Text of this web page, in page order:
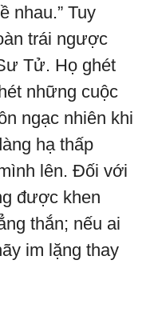
nhau.” Tuy
trái ngược
Tử. Họ ghét
những cuộc
ngạc nhiên khi
hạ thấp
lên. Đối với
được khen
thắn; nếu ai
im lặng thay